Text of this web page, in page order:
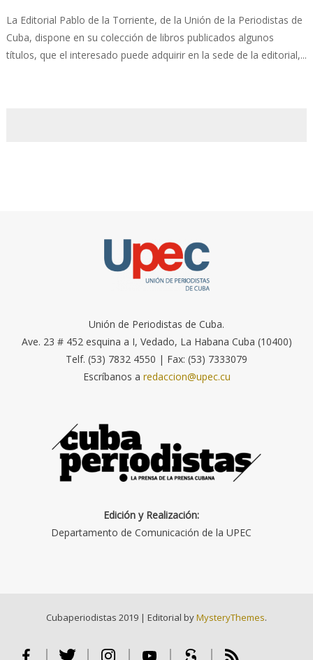
La Editorial Pablo de la Torriente, de la Unión de la Periodistas de
Cuba, dispone en su colección de libros publicados algunos
títulos, que el interesado puede adquirir en la sede de la editorial,...
Unión de Periodistas de Cuba.
Ave. 23 # 452 esquina a I, Vedado, La Habana Cuba (10400)
Telf. (53) 7832 4550 | Fax: (53) 7333079
Escríbanos a redaccion@upec.cu
Edición y Realización:
Departamento de Comunicación de la UPEC
Cubaperiodistas 2019 | Editorial byMysteryThemes.